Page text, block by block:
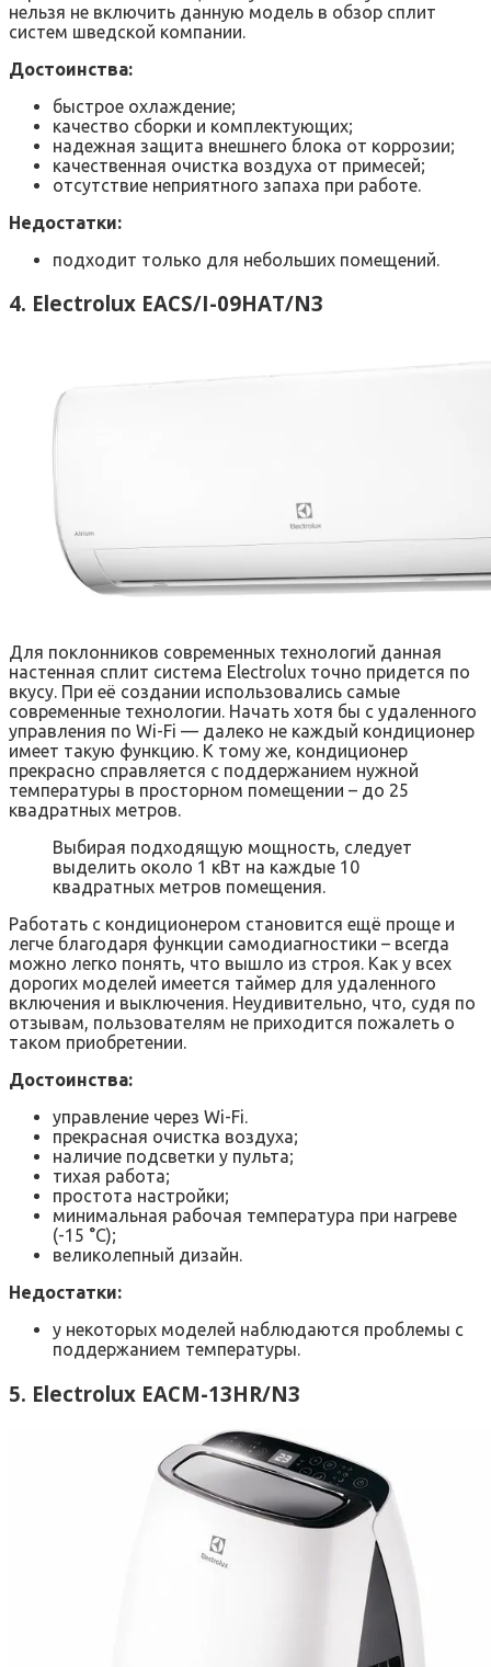
нельзя не включить данную модель в обзор сплит
систем шведской компании.
Достоинства:
быстрое охлаждение;
качество сборки и комплектующих;
надежная защита внешнего блока от коррозии;
качественная очистка воздуха от примесей;
отсутствие неприятного запаха при работе.
Недостатки:
подходит только для небольших помещений.
4. Electrolux EACS/I-09HAT/N3
Для поклонников современных технологий данная
настенная сплит система Electrolux точно придется по
вкусу. При её создании использовались самые
современные технологии. Начать хотя бы с удаленного
управления по Wi-Fi — далеко не каждый кондиционер
имеет такую функцию. К тому же, кондиционер
прекрасно справляется с поддержанием нужной
температуры в просторном помещении – до 25
квадратных метров.
Выбирая подходящую мощность, следует
выделить около 1 кВт на каждые 10
квадратных метров помещения.
Работать с кондиционером становится ещё проще и
легче благодаря функции самодиагностики – всегда
можно легко понять, что вышло из строя. Как у всех
дорогих моделей имеется таймер для удаленного
включения и выключения. Неудивительно, что, судя по
отзывам, пользователям не приходится пожалеть о
таком приобретении.
Достоинства:
управление через Wi-Fi.
прекрасная очистка воздуха;
наличие подсветки у пульта;
тихая работа;
простота настройки;
минимальная рабочая температура при нагреве
(-15 °С);
великолепный дизайн.
Недостатки:
у некоторых моделей наблюдаются проблемы с
поддержанием температуры.
5. Electrolux EACM-13HR/N3